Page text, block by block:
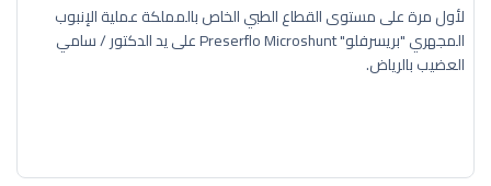
لأول مرة على مستوى القطاع الطبي الخاص بالمملكة عملية الإنبوب
المجهري "بريسرفلو" Preserflo Microshunt على يد الدكتور / سامي
العضيب بالرياض.